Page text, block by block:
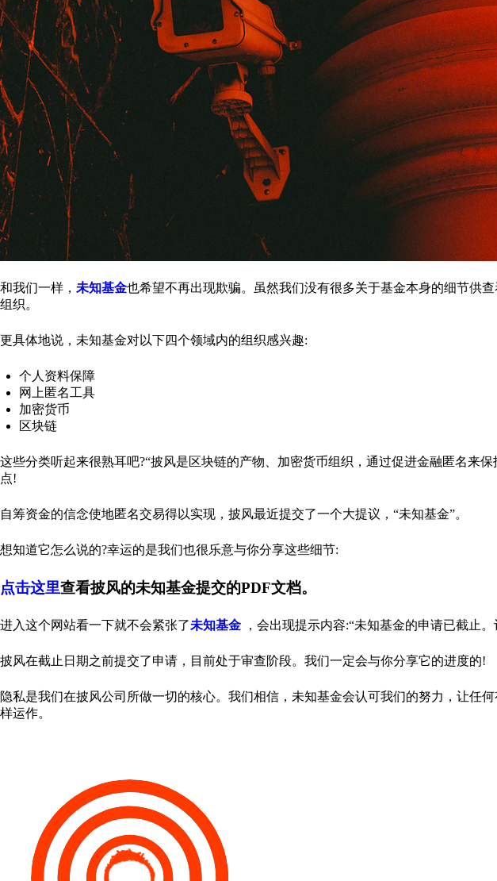
和我们一样， 未知基金也希望不再出现欺骗。虽然我们没有很多关于基金本身的细节供
组织。
更具体地说，未知基金对以下四个领域内的组织感兴趣:
个人资料保障
网上匿名工具
加密货币
区块链
这些分类听起来很熟耳吧?“披风是区块链的产物、加密货币组织，通过促进金融匿名来
点!
自筹资金的信念使地匿名交易得以实现，披风最近提交了一个大提议，“未知基金”。
想知道它怎么说的?幸运的是我们也很乐意与你分享这些细节:
点击这里查看披风的未知基金提交的PDF文档。
进入这个网站看一下就不会紧张了未知基金 ，会出现提示内容:“未知基金的申请已截止
披风在截止日期之前提交了申请，目前处于审查阶段。我们一定会与你分享它的进度的!
隐私是我们在披风公司所做一切的核心。我们相信，未知基金会认可我们的努力，让任
样运作。